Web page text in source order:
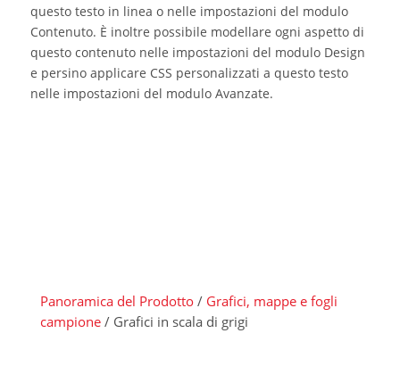
questo testo in linea o nelle impostazioni del modulo
Contenuto. È inoltre possibile modellare ogni aspetto di
questo contenuto nelle impostazioni del modulo Design
e persino applicare CSS personalizzati a questo testo
nelle impostazioni del modulo Avanzate.
Panoramica del Prodotto/ Grafici, mappe e fogli
campione/ Grafici in scala di grigi